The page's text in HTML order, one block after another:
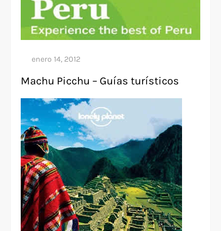
Machu Picchu – Guías turísticos